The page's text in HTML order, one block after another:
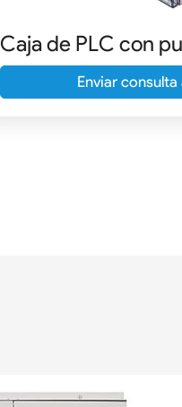
Caja de PLC con
Enviar consulta